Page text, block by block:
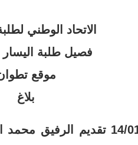
الاتحاد الوطني
فصيل طلبة اليسار
موقع
بلاغ
سيتم يوم الاثنين 14/01/